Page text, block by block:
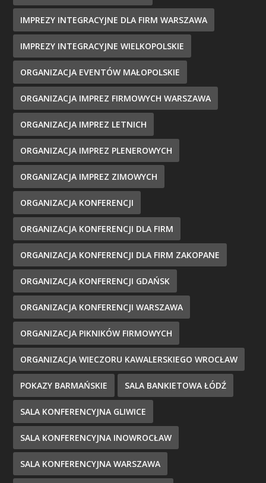
IMPREZY INTEGRACYJNE DLA FIRM WARSZAWA
IMPREZY INTEGRACYJNE WIELKOPOLSKIE
ORGANIZACJA EVENTÓW MAŁOPOLSKIE
ORGANIZACJA IMPREZ FIRMOWYCH WARSZAWA
ORGANIZACJA IMPREZ LETNICH
ORGANIZACJA IMPREZ PLENEROWYCH
ORGANIZACJA IMPREZ ZIMOWYCH
ORGANIZACJA KONFERENCJI
ORGANIZACJA KONFERENCJI DLA FIRM
ORGANIZACJA KONFERENCJI DLA FIRM ZAKOPANE
ORGANIZACJA KONFERENCJI GDAŃSK
ORGANIZACJA KONFERENCJI WARSZAWA
ORGANIZACJA PIKNIKÓW FIRMOWYCH
ORGANIZACJA WIECZORU KAWALERSKIEGO WROCŁAW
POKAZY BARMAŃSKIE SALA BANKIETOWA ŁÓDŹ
SALA KONFERENCYJNA GLIWICE
SALA KONFERENCYJNA INOWROCŁAW
SALA KONFERENCYJNA WARSZAWA